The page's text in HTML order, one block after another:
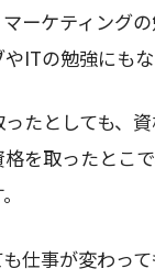
ーケティング
ITの勉強にもな
たとしても、
を取ったとこ
仕事が変わっ